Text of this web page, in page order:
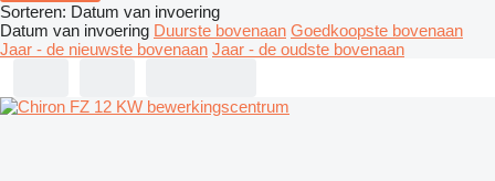
Sorteren: Datum van invoering
Datum van invoering Duurste bovenaan Goedkoopste bovenaan
Jaar - de nieuwste bovenaan Jaar - de oudste bovenaan